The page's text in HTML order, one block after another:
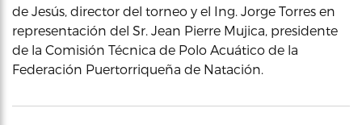
de Jesús, director del torneo y el Ing. Jorge Torres en
representación del Sr. Jean Pierre Mujica, presidente
de la Comisión Técnica de Polo Acuático de la
Federación Puertorriqueña de Natación.